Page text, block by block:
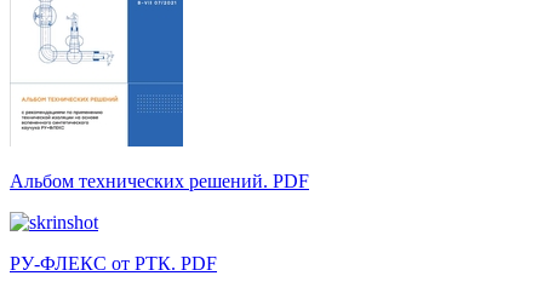
Альбом технических решений. PDF
РУ-ФЛЕКС от РТК. PDF